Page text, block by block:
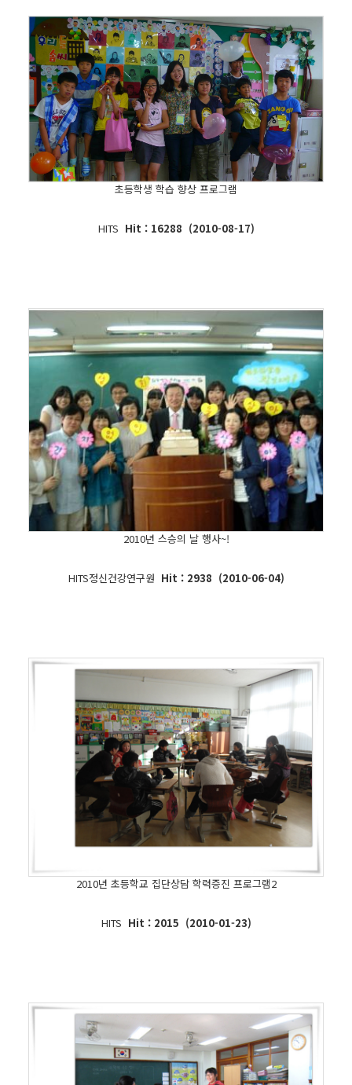
초등학생 학습 향상 프로그램
HITS Hit : 16288 (2010-08-17)
2010년 스승의 날 행사~!
HITS정신건강연구원 Hit : 2938 (2010-06-04)
2010년 초등학교 집단상담 학력증진 프로그램2
HITS Hit : 2015 (2010-01-23)